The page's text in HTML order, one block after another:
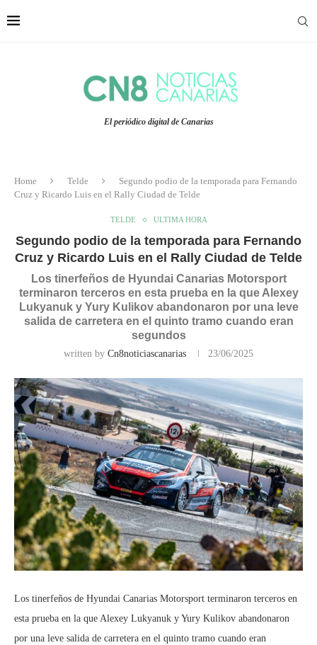
El periódico digital de Canarias
Home Telde
Segundo podio de la temporada para Fernando
Cruz y Ricardo Luis en el Rally Ciudad de Telde
TELDE ULTIMA HORA
Segundo podio de la temporada para Fernando
Cruz y Ricardo Luis en el Rally Ciudad de Telde
Los tinerfeños de Hyundai Canarias Motorsport
terminaron terceros en esta prueba en la que Alexey
Lukyanuk y Yury Kulikov abandonaron por una leve
salida de carretera en el quinto tramo cuando eran
segundos
written by Cn8noticiascanarias 23/06/2025
Los tinerfeños de Hyundai Canarias Motorsport terminaron terceros en
esta prueba en la que Alexey Lukyanuk y Yury Kulikov abandonaron
por una leve salida de carretera en el quinto tramo cuando eran